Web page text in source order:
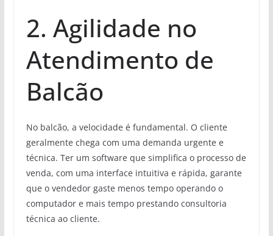
2. Agilidade no
Atendimento de
Balcão
No balcão, a velocidade é fundamental. O cliente
geralmente chega com uma demanda urgente e
técnica. Ter um software que simplifica o processo de
venda, com uma interface intuitiva e rápida, garante
que o vendedor gaste menos tempo operando o
computador e mais tempo prestando consultoria
técnica ao cliente.